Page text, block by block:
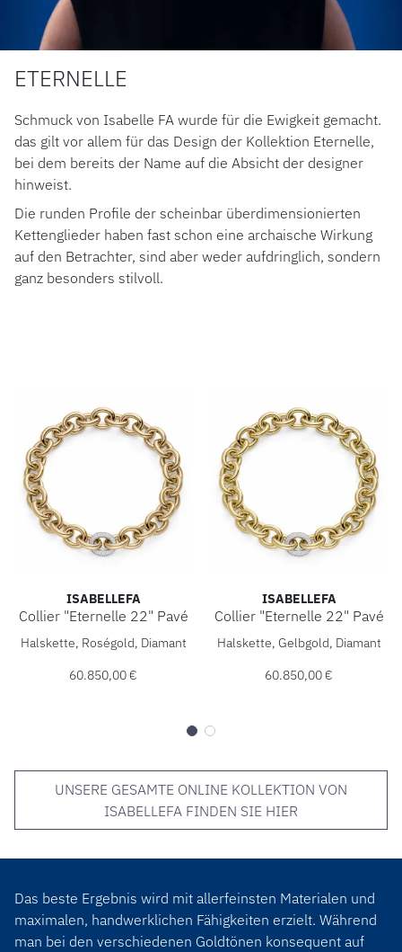
ETERNELLE
Schmuck von Isabelle FA wurde für die Ewigkeit gemacht.
das gilt vor allem für das Design der Kollektion Eternelle,
bei dem bereits der Name auf die Absicht der designer
hinweist.
Die runden Profile der scheinbar überdimensionierten
Kettenglieder haben fast schon eine archaische Wirkung
auf den Betrachter, sind aber weder aufdringlich, sondern
ganz besonders stilvoll.
ISABELLEFA
Collier "Eternelle 22" Pavé
IsabelleFa Collier "Eternelle 22" Pavé, Ref: 04222/
Halskette, Roségold, Diamant
60.850,00 €
ISABELLEFA
Collier "Eternelle 22" Pavé
IsabelleFa Collier
Halskette, Gelbgold, Diamant
60.850,00 €
UNSERE GESAMTE ONLINE KOLLEKTION VON
ISABELLEFA FINDEN SIE HIER
Das beste Ergebnis wird mit allerfeinsten Materialen und
maximalen, handwerklichen Fähigkeiten erzielt. Während
man bei den verschiedenen Goldtönen konsequent auf